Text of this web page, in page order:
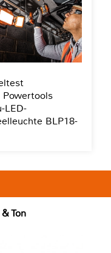
Ton
Powertools
LED-
BLP18-